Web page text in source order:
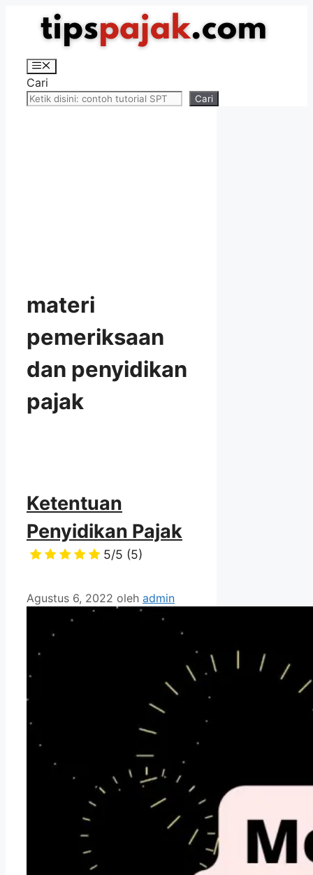
Langsung
Menu
Cari
Cari
materi
pemeriksaan
dan penyidikan
pajak
Ketentuan
Penyidikan Pajak
5/5 (5)
Agustus 6, 2022 oleh admin